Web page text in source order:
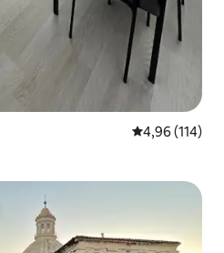
4,96 de uma
4,96 (114)